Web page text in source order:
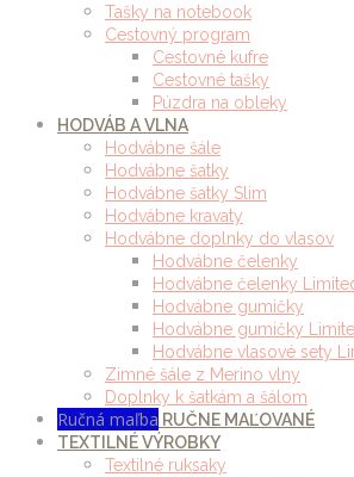
Tašky na notebook
Cestovný program
Cestovné kufre
Cestovné tašky
Púzdra na obleky
HODVÁB A VLNA
Hodvábne šále
Hodvábne šatky
Hodvábne šatky Slim
Hodvábne kravaty
Hodvábne doplnky do vlasov
Hodvábne čelenky
Hodvábne čelenky
Hodvábne gumičky
Hodvábne gumičky
Hodvábne vlasové sety
Zimné šále z Merino vlny
Doplnky k šatkám a šálom
Ručná maľba RUČNE MAĽOVANÉ
TEXTILNÉ VÝROBKY
Textilné ruksaky